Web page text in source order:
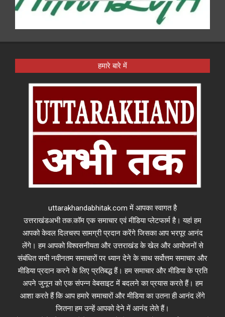
हमारे बारे में
uttarakhandabhitak.com में आपका स्वागत है
उत्तराखंडअभी तक.कॉम एक समाचार एवं मीडिया प्लेटफार्म है। यहां हम
आपको केवल दिलचस्प सामग्री प्रदान करेंगे जिसका आप भरपूर आनंद
लेंगे। हम आपको विश्वसनीयता और उत्तराखंड के खेल और आयोजनों से
संबंधित सभी नवीनतम समाचारों पर ध्यान देने के साथ सर्वोत्तम समाचार और
मीडिया प्रदान करने के लिए प्रतिबद्ध हैं। हम समाचार और मीडिया के प्रति
अपने जुनून को एक संपन्न वेबसाइट में बदलने का प्रयास करते हैं। हम
आशा करते हैं कि आप हमारे समाचारों और मीडिया का उतना ही आनंद लेंगे
जितना हम उन्हें आपको देने में आनंद लेते हैं।